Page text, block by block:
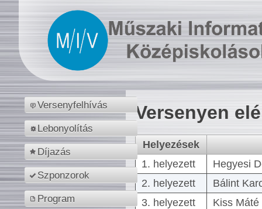
Versenyfelhívás
Lebonyolítás
Díjazás
Szponzorok
Program
Versenyen
Helyezések
1. helyezett
Hegyesi
2. helyezett
Bálint
3. helyezett
Kiss